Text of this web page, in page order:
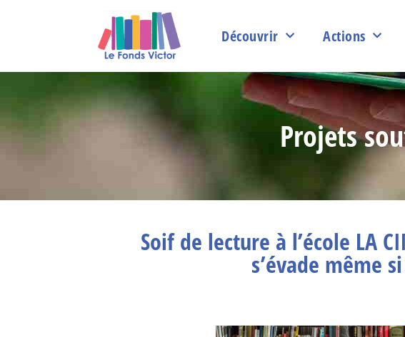
Découvrir Actions
Projets
Soif de lecture à l’école LA
s’évade même